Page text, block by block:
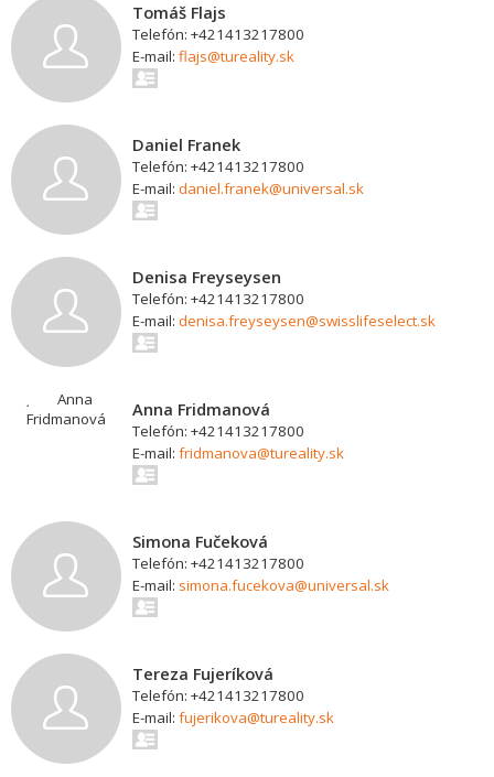
Tomáš Flajs
Telefón: +421413217800
E-mail: flajs@tureality.sk
Daniel Franek
Telefón: +421413217800
E-mail: daniel.franek@universal.sk
Denisa Freyseysen
Telefón: +421413217800
E-mail: denisa.freyseysen@swisslifeselect.sk
Anna Fridmanová
Telefón: +421413217800
E-mail: fridmanova@tureality.sk
Simona Fučeková
Telefón: +421413217800
E-mail: simona.fucekova@universal.sk
Tereza Fujeríková
Telefón: +421413217800
E-mail: fujerikova@tureality.sk